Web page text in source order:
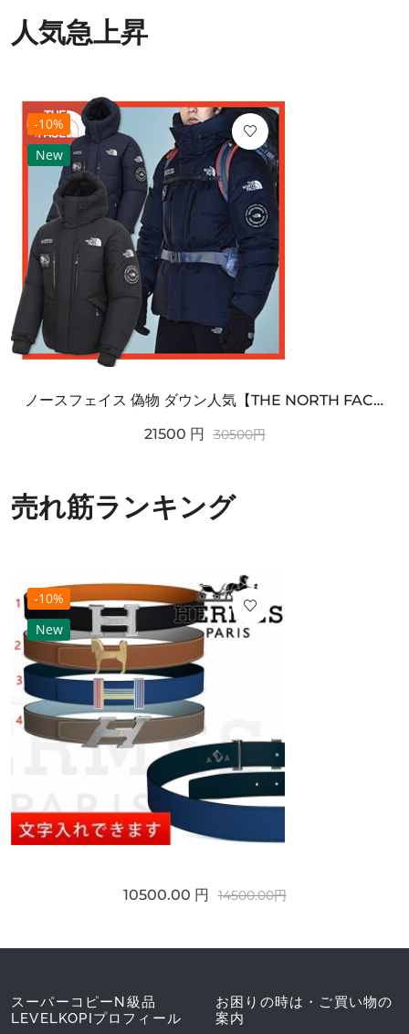
人気急上昇
-10%
New
ノースフェイス 偽物 ダウン人気【THE NORTH FACE】M'S 7 SUMMIT HIM...
21500 円 30500円
売れ筋ランキング
-10%
New
10500.00 円 14500.00円
スーパーコピーN級品
LEVELKOPIプロフィール
お困りの時は・ご買い物の
案内